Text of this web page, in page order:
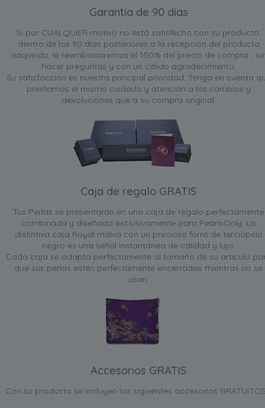
Garantía de 90 días
Si por CUALQUIER motivo no está satisfecho con su producto,
dentro de los 90 días posteriores a la recepción del producto
adquirido, le reembolsaremos el 100% del precio de compra...
hacer preguntas y con un cálido agradecimiento.
Su satisfacción es nuestra principal prioridad. Tenga en cuenta
prestamos el mismo cuidado y atención a los cambios y
devoluciones que a su compra original.
Caja de regalo GRATIS
Tus Perlas se presentarán en una caja de regalo perfectamente
combinada y diseñada exclusivamente para PearlsOnly. La
distintiva caja Royal malva con un precioso forro de terciopelo
negro es una señal instantánea de calidad y lujo.
Cada caja se adapta perfectamente al tamaño de su artículo
que sus perlas estén perfectamente encerradas mientras no se
usan.
Accesorios GRATIS
Con su producto se incluyen los siguientes accesorios